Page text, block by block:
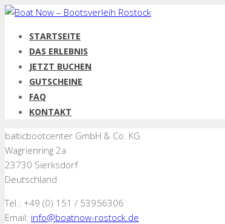
STARTSEITE
DAS ERLEBNIS
JETZT BUCHEN
GUTSCHEINE
FAQ
KONTAKT
balticbootcenter GmbH & Co. KG
Wagrienring 2a
23730 Sierksdorf
Deutschland
Tel.: +49 (0) 151 / 53956306
Email: info@boatnow-rostock.de